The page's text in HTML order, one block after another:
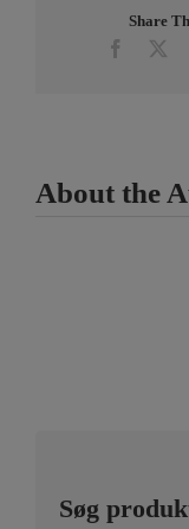
Share
About the
Søg